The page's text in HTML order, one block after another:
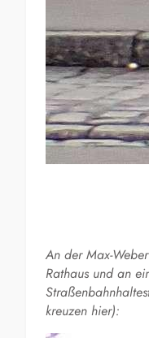
An der Max-
Rathaus und an
kreuzen hier):